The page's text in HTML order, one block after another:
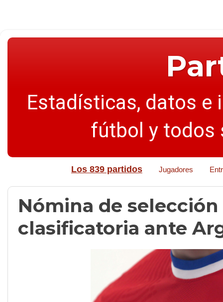
Estadísticas, datos e
fútbol y todos
Los 839 partidos Jugadores
Nómina de
clasificatoria ante